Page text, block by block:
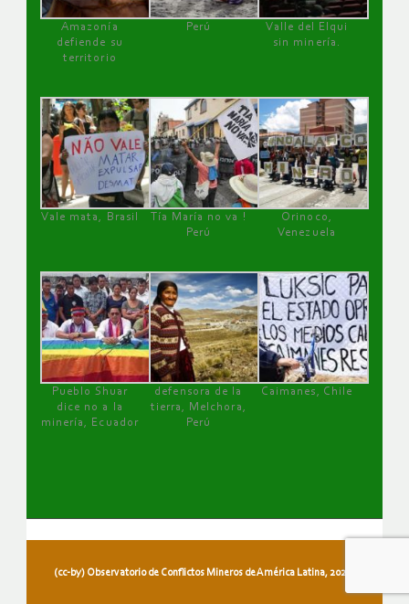
Amazonía
defiende su
territorio
Perú
Valle del Elqui
sin minería.
Vale mata, Brasil
Tía María no va !
Perú
Orinoco,
Venezuela
Pueblo Shuar
dice no a la
minería, Ecuador
defensora de la
tierra, Melchora,
Perú
Caimanes, Chile
(cc-by) Observatorio de Conflictos Mineros de América Latina, 2026